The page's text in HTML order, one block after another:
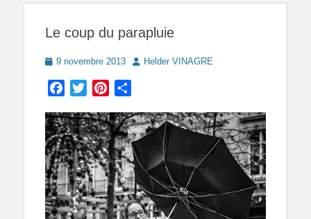
Le coup du parapluie
Posted
9 novembre 2013 AuthorHelder VINAGRE
Facebook
TwitterPinterest